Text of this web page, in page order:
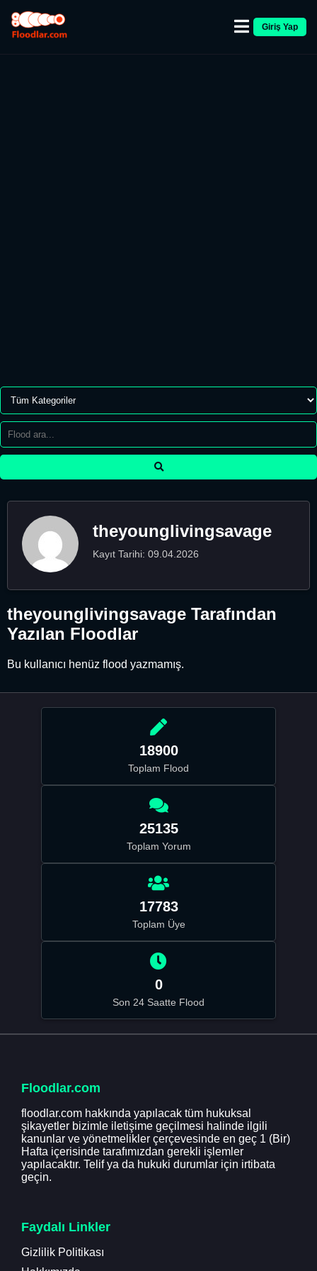
Giriş Yap
theyounglivingsavage
Kayıt Tarihi: 09.04.2026
theyounglivingsavage Tarafından
Yazılan Floodlar
Bu kullanıcı henüz flood yazmamış.
18900
Toplam Flood
25135
Toplam Yorum
17783
Toplam Üye
0
Son 24 Saatte Flood
Floodlar.com
floodlar.com hakkında yapılacak tüm hukuksal
şikayetler bizimle iletişime geçilmesi halinde ilgili
kanunlar ve yönetmelikler çerçevesinde en geç 1 (Bir)
Hafta içerisinde tarafımızdan gerekli işlemler
yapılacaktır. Telif ya da hukuki durumlar için irtibata
geçin.
Faydalı Linkler
Gizlilik Politikası